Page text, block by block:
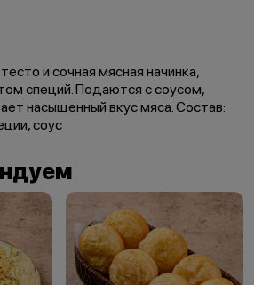
и сочная мясная начинка,
специй. Подаются с соусом,
насыщенный вкус мяса. Состав:
соус